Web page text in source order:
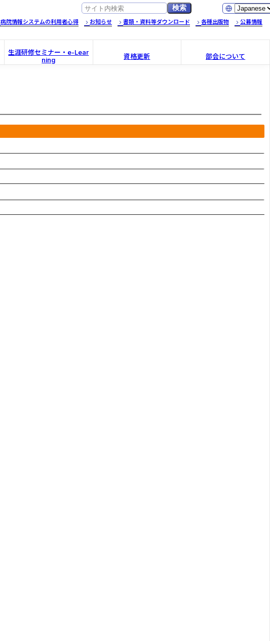
病院情報システムの利用者心得 お知らせ 書類・資料等ダウンロード 各種出版物 公募情報
生涯研修セミナー・e-Lear
ning
資格更新 部会について